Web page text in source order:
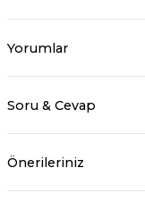
Yorumlar
Soru & Cevap
Önerileriniz